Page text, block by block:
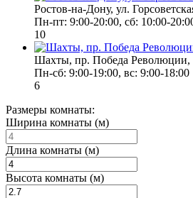
Ростов-на-Дону, ул.
Пн-пт: 9:00-20:00, сб: 10:00-
10
Шахты, пр. Победа Революции,
Пн-сб: 9:00-19:00, вс: 9:00-18:00
6
Размеры комнаты:
Ширина комнаты (м)
Длина комнаты (м)
Высота комнаты (м)